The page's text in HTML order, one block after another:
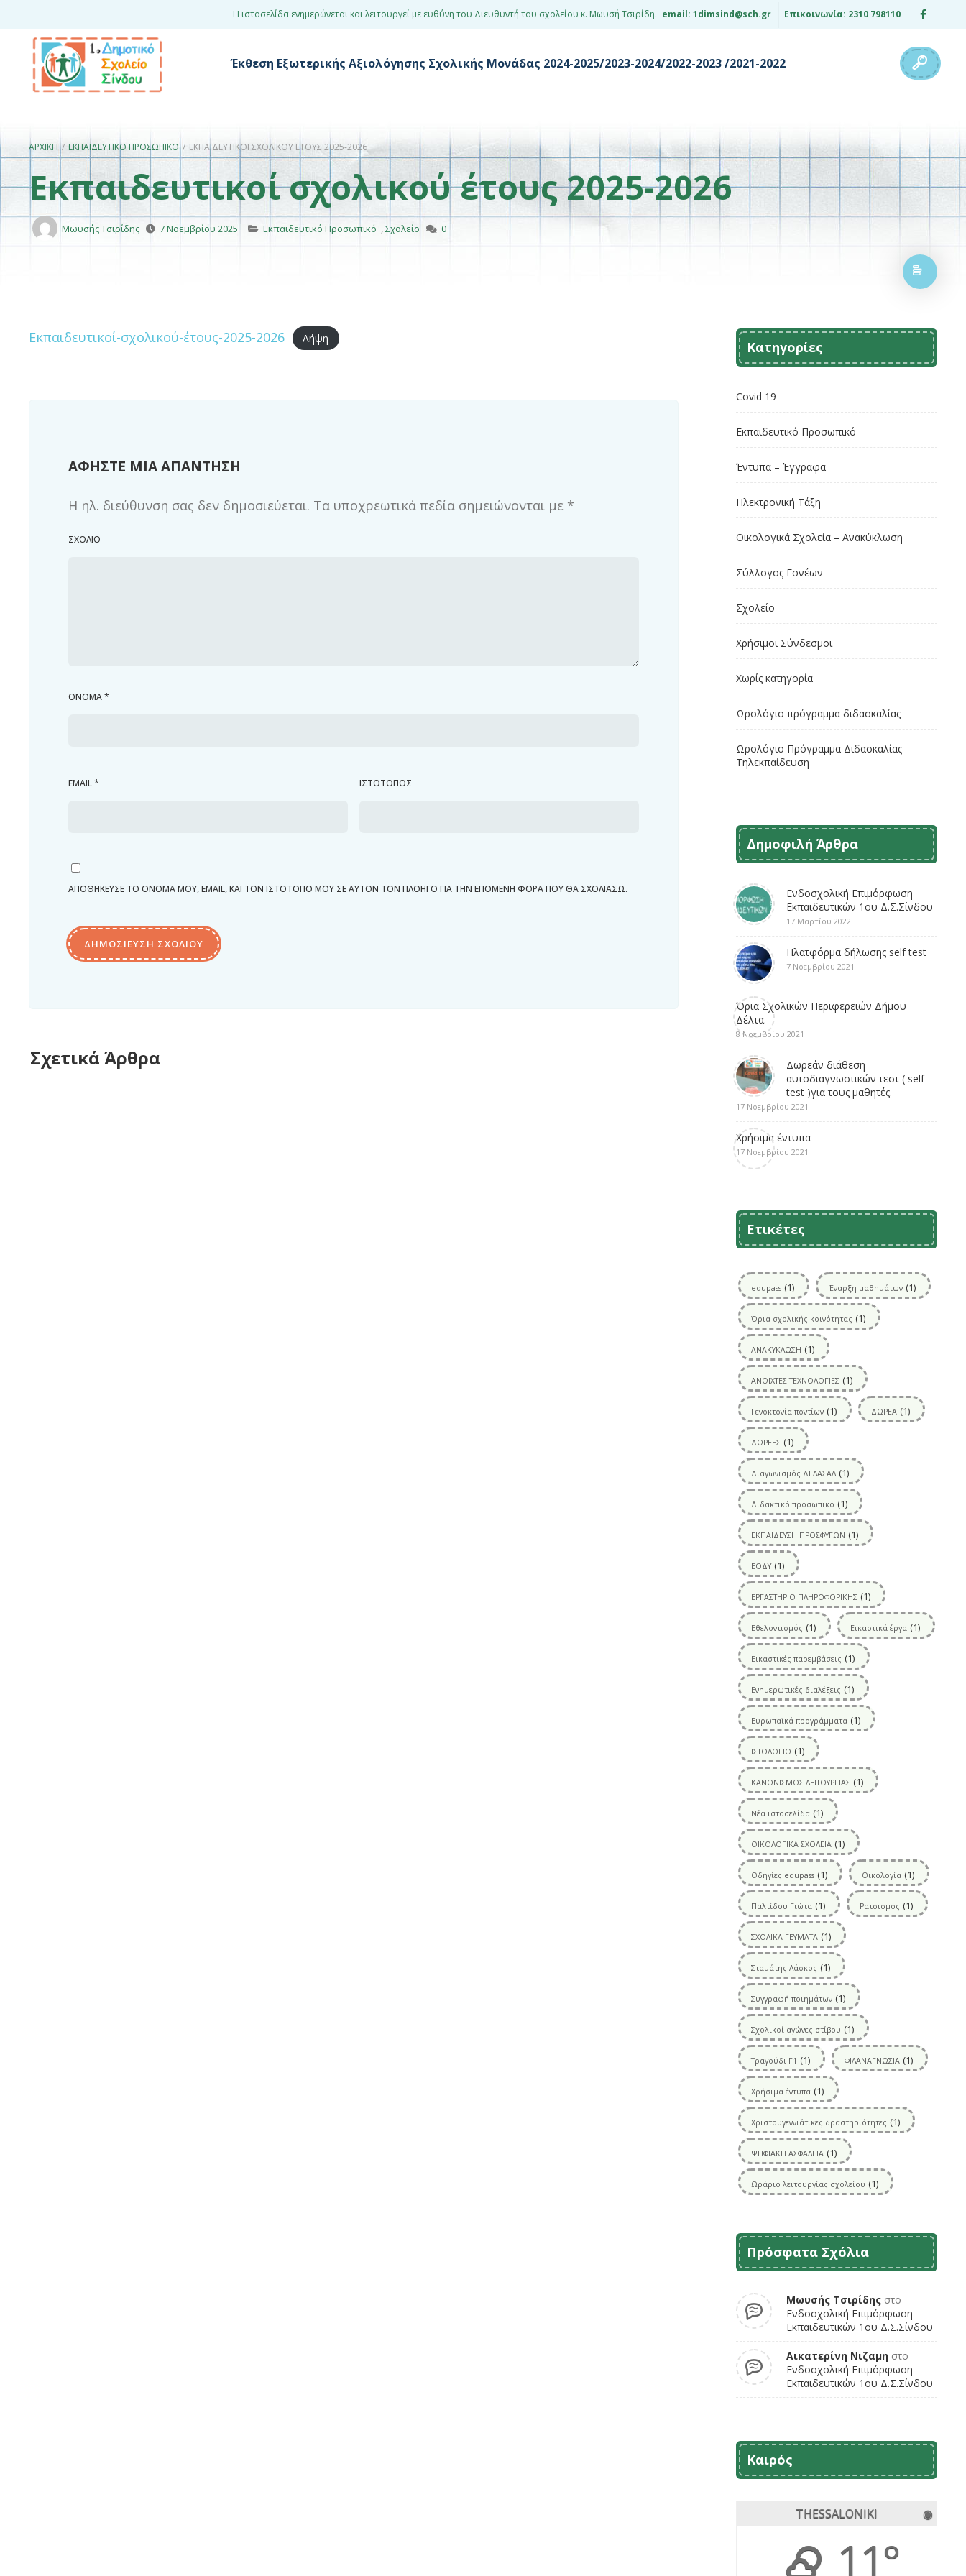
Η ιστοσελίδα ενημερώνεται και λειτουργεί με ευθύνη του Διευθυντή του σχολείου κ. Μωυσή Τσιρίδη. email: 1dimsind@sch.gr Επικοινωνία: 2310 798110
Έκθεση Εξωτερικής Αξιολόγησης Σχολικής Μονάδας 2024-2025/2023-2024/2022-2023 /2021-2022
ΑΡΧΙΚΉ / ΕΚΠΑΙΔΕΥΤΙΚΌ ΠΡΟΣΩΠΙΚΌ / ΕΚΠΑΙΔΕΥΤΙΚΟΊ ΣΧΟΛΙΚΟΎ ΈΤΟΥΣ 2025-2026
Εκπαιδευτικοί σχολικού έτους 2025-2026
Μωυσής Τσιρίδης 7 Νοεμβρίου 2025 Εκπαιδευτικό Προσωπικό ,Σχολείο 0
Εκπαιδευτικοί-σχολικού-έτους-2025-2026 Λήψη
ΑΦΉΣΤΕ ΜΙΑ ΑΠΆΝΤΗΣΗ
Η ηλ. διεύθυνση σας δεν δημοσιεύεται. Τα υποχρεωτικά πεδία σημειώνονται με *
ΣΧΌΛΙΟ
ΌΝΟΜΑ*
EMAIL* ΙΣΤΌΤΟΠΟΣ
ΑΠΟΘΉΚΕΥΣΕ ΤΟ ΌΝΟΜΆ ΜΟΥ, EMAIL, ΚΑΙ ΤΟΝ ΙΣΤΌΤΟΠΟ ΜΟΥ ΣΕ ΑΥΤΌΝ ΤΟΝ ΠΛΟΗΓΌ ΓΙΑ ΤΗΝ ΕΠΌΜΕΝΗ ΦΟΡΆ ΠΟΥ ΘΑ ΣΧΟΛΙΆΣΩ.
Σχετικά Άρθρα
Κατηγορίες
Covid 19
Εκπαιδευτικό Προσωπικό
Έντυπα – Έγγραφα
Ηλεκτρονική Τάξη
Οικολογικά Σχολεία – Ανακύκλωση
Σύλλογος Γονέων
Σχολείο
Χρήσιμοι Σύνδεσμοι
Χωρίς κατηγορία
Ωρολόγιο πρόγραμμα διδασκαλίας
Ωρολόγιο Πρόγραμμα Διδασκαλίας –
Τηλεκπαίδευση
Δημοφιλή Άρθρα
Ενδοσχολική Επιμόρφωση
Εκπαιδευτικών 1ου Δ.Σ.Σίνδου
17 Μαρτίου 2022
Πλατφόρμα δήλωσης self test
7 Νοεμβρίου 2021
Όρια Σχολικών Περιφερειών Δήμου
Δέλτα.
8 Νοεμβρίου 2021
Δωρεάν διάθεση
αυτοδιαγνωστικών τεστ ( self
test )για τους μαθητές.
17 Νοεμβρίου 2021
Χρήσιμα έντυπα
17 Νοεμβρίου 2021
Ετικέτες
edupass (1) Έναρξη μαθημάτων (1)
Όρια σχολικής κοινότητας (1)
ΑΝΑΚΥΚΛΩΣΗ (1)
ΑΝΟΙΧΤΕΣ ΤΕΧΝΟΛΟΓΙΕΣ (1)
Γενοκτονία ποντίων (1) ΔΩΡΕΑ (1)
ΔΩΡΕΕΣ (1)
Διαγωνισμός ΔΕΛΑΣΑΛ (1)
Διδακτικό προσωπικό (1)
ΕΚΠΑΙΔΕΥΣΗ ΠΡΟΣΦΥΓΩΝ (1)
ΕΟΔΥ (1)
ΕΡΓΑΣΤΗΡΙΟ ΠΛΗΡΟΦΟΡΙΚΗΣ (1)
Εθελοντισμός (1) Εικαστικά έργα (1)
Εικαστικές παρεμβάσεις (1)
Ενημερωτικές διαλέξεις (1)
Ευρωπαϊκά προγράμματα (1)
ΙΣΤΟΛΟΓΙΟ (1)
ΚΑΝΟΝΙΣΜΟΣ ΛΕΙΤΟΥΡΓΙΑΣ (1)
Νέα ιστοσελίδα (1)
ΟΙΚΟΛΟΓΙΚΑ ΣΧΟΛΕΙΑ (1)
Οδηγίες edupass (1) Οικολογία (1)
Παλτίδου Γιώτα (1) Ρατσισμός (1)
ΣΧΟΛΙΚΑ ΓΕΥΜΑΤΑ (1)
Σταμάτης Λάσκος (1)
Συγγραφή ποιημάτων (1)
Σχολικοί αγώνες στίβου (1)
Τραγούδι Γ1 (1) ΦΙΛΑΝΑΓΝΩΣΙΑ (1)
Χρήσιμα έντυπα (1)
Χριστουγεννιάτικες δραστηριότητες (1)
ΨΗΦΙΑΚΗ ΑΣΦΑΛΕΙΑ (1)
Ωράριο λειτουργίας σχολείου (1)
Πρόσφατα Σχόλια
Μωυσής Τσιρίδης στο
Ενδοσχολική Επιμόρφωση
Εκπαιδευτικών 1ου Δ.Σ.Σίνδου
Αικατερίνη Νιζαμη στο
Ενδοσχολική Επιμόρφωση
Εκπαιδευτικών 1ου Δ.Σ.Σίνδου
Καιρός
THESSALONIKI ◉
11°